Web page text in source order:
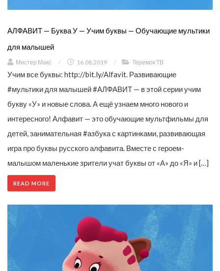
АЛФАВИТ — Буква У — Учим буквы — Обучающие мультики
для малышей
Мистер Макс / 16.08.2019 / Теремок ТВ
Учим все буквы: http://bit.ly/Alfavit. Развивающие
#мультики для малышей #АЛФАВИТ — в этой серии учим
букву «У» и новые слова. А ещё узнаем много нового и
интересного! Алфавит — это обучающие мультфильмы для
детей, занимательная #азбука с картинками, развивающая
игра про буквы русского алфавита. Вместе с героем-
малышом маленькие зрители учат буквы от «А» до «Я» и […]
READ MORE